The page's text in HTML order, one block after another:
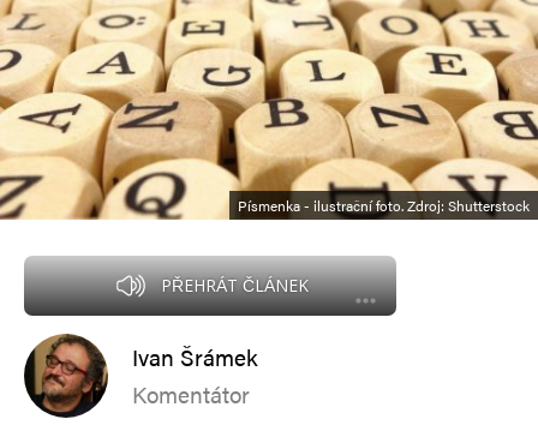
Písmenka - ilustrační foto. Zdroj: Shutterstock
PŘEHRÁT ČLÁNEK
Ivan Šrámek
Komentátor